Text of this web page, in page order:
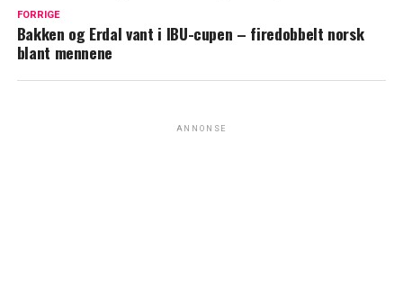
FORRIGE
Bakken og Erdal vant i IBU-cupen – firedobbelt norsk
blant mennene
ANNONSE